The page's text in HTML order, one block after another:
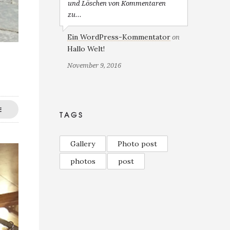
und Löschen von Kommentaren
zu...
Ein WordPress-Kommentator on
Hallo Welt!
November 9, 2016
TAGS
Gallery
Photo post
photos
post